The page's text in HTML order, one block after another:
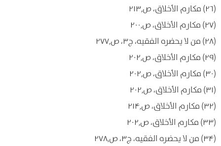
(۲۶) مكارم الأخلاق، ص۲۱۳٫
(۲۷) مكارم الأخلاق، ص۲۰۰٫
(۲۸) من لا يحضره الفقيه، ج۳، ص۲۷۷٫
(۲۹) مكارم الأخلاق، ص۲۰۲٫
(۳۰) مكارم الأخلاق، ص۲۰۲٫
(۳۱) مكارم الأخلاق، ص۲۰۲٫
(۳۲) مكارم الأخلاق، ص۲۱۴٫
(۳۳) مكارم الأخلاق، ص۲۰۲٫
(۳۴) من لا يحضره الفقيه، ج۳، ص۲۷۸٫